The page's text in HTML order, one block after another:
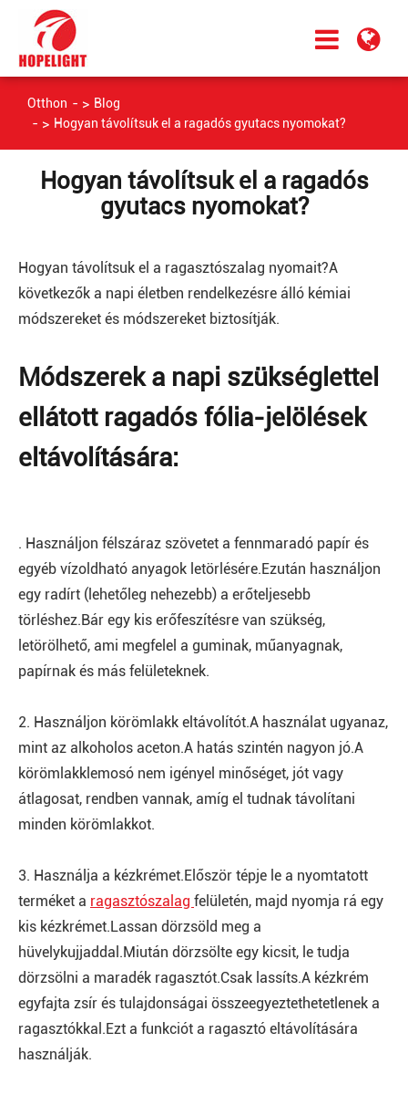
Otthon
Blog
Hogyan távolítsuk el a ragadós gyutacs nyomokat?
Hogyan távolítsuk el a ragadós
gyutacs nyomokat?
Hogyan távolítsuk el a ragasztószalag nyomait?A
következők a napi életben rendelkezésre álló kémiai
módszereket és módszereket biztosítják.
Módszerek a napi szükséglettel
ellátott ragadós fólia-jelölések
eltávolítására:
. Használjon félszáraz szövetet a fennmaradó papír és
egyéb vízoldható anyagok letörlésére.Ezután használjon
egy radírt (lehetőleg nehezebb) a erőteljesebb
törléshez.Bár egy kis erőfeszítésre van szükség,
letörölhető, ami megfelel a guminak, műanyagnak,
papírnak és más felületeknek.
2. Használjon körömlakk eltávolítót.A használat ugyanaz,
mint az alkoholos aceton.A hatás szintén nagyon jó.A
körömlakklemosó nem igényel minőséget, jót vagy
átlagosat, rendben vannak, amíg el tudnak távolítani
minden körömlakkot.
3. Használja a kézkrémet.Először tépje le a nyomtatott
terméket a ragasztószalag felületén, majd nyomja rá egy
kis kézkrémet.Lassan dörzsöld meg a
hüvelykujjaddal.Miután dörzsölte egy kicsit, le tudja
dörzsölni a maradék ragasztót.Csak lassíts.A kézkrém
egyfajta zsír és tulajdonságai összeegyeztethetetlenek a
ragasztókkal.Ezt a funkciót a ragasztó eltávolítására
használják.